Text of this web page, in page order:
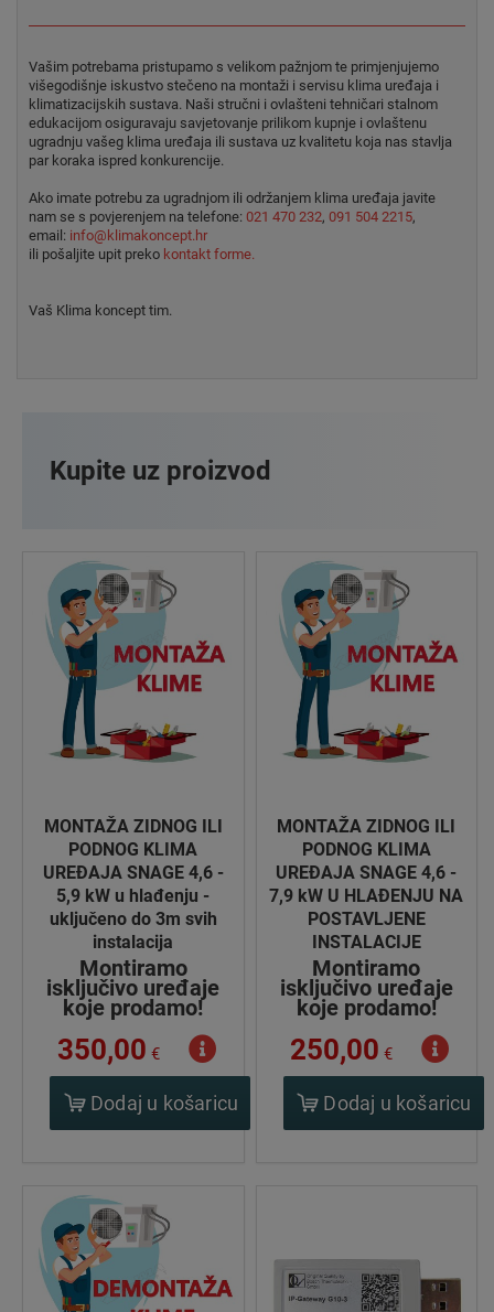
Vašim potrebama pristupamo s velikom pažnjom te primjenjujemo
višegodišnje iskustvo stečeno na montaži i servisu klima uređaja i
klimatizacijskih sustava. Naši stručni i ovlašteni tehničari stalnom
edukacijom osiguravaju savjetovanje prilikom kupnje i ovlaštenu
ugradnju vašeg klima uređaja ili sustava uz kvalitetu koja nas stavlja
par koraka ispred konkurencije.
Ako imate potrebu za ugradnjom ili održanjem klima uređaja javite
nam se s povjerenjem na telefone: 021 470 232, 091 504 2215,
email: info@klimakoncept.hr
ili pošaljite upit preko kontakt forme.
Vaš Klima koncept tim.
Kupite uz proizvod
MONTAŽA ZIDNOG ILI
PODNOG KLIMA
UREĐAJA SNAGE 4,6 -
5,9 kW u hlađenju -
uključeno do 3m svih
instalacija
Montiramo
isključivo uređaje
koje prodamo!
350,00 €
Dodaj u košaricu
MONTAŽA ZIDNOG ILI
PODNOG KLIMA
UREĐAJA SNAGE 4,6 -
7,9 kW U HLAĐENJU NA
POSTAVLJENE
INSTALACIJE
Montiramo
isključivo uređaje
koje prodamo!
250,00 €
Dodaj u košaricu